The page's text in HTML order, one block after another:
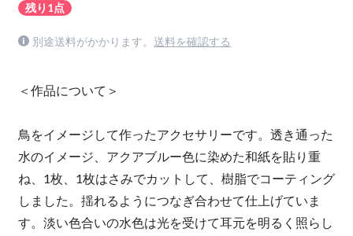
残り1点
別途送料がかかります。 送料を確認する
＜作品について＞
鳥をイメージして作ったアクセサリーです。透き通った
水のイメージ、アクアブルー色に染めた和紙を貼り重
ね、1枚、1枚はさみでカットして、樹脂でコーティング
しました。揺れるようにつなぎ合わせて仕上げていま
す。淡い色合いの水色は光を受けて耳元を明るく照らし